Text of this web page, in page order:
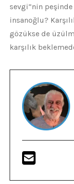
sevgi”nin peşinde
insanoğlu?
gözükse de
karşılık